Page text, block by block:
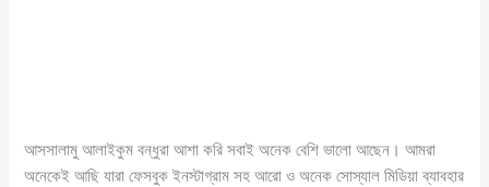
আসসালামু আলাইকুম বন্ধুরা আশা করি সবাই অনেক বেশি ভালো আছেন। আমরা
অনেকেই আছি যারা ফেসবুক ইনস্টাগ্রাম সহ আরো ও অনেক সোস্যাল মিডিয়া ব্যাবহার